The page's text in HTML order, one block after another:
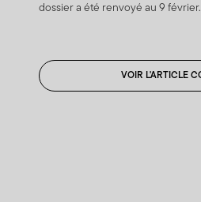
dossier a été renvoyé au 9 février.
VOIR L'ARTICLE